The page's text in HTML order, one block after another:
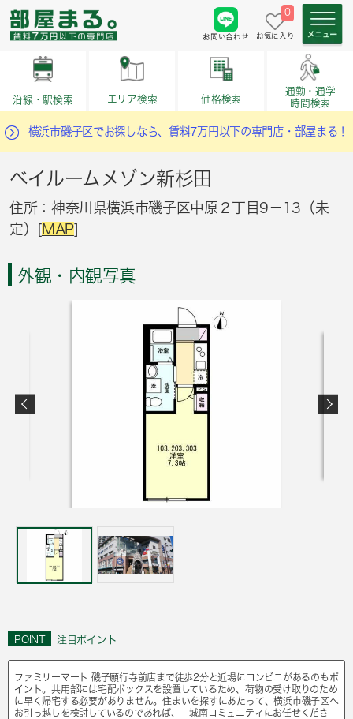
お問い合わせ
0
お気に入り
沿線・駅検索 エリア検索 価格検索
通勤・通学
時間検索
横浜市磯子区でお探しなら、賃料7万円以下の専門店・部屋まる！
ベイルームメゾン新杉田
住所：神奈川県横浜市磯子区中原２丁目9－13（未
定）[MAP]
外観・内観写真
POINT 注目ポイント
ファミリーマート 磯子願行寺前店まで徒歩2分と近場にコンビニがあるのもポ
イント。共用部には宅配ボックスを設置しているため、荷物の受け取りのため
に早く帰宅する必要がありません。住まいを探すにあたって、横浜市磯子区へ
お引っ越しを検討しているのであれば、 城南コミュニティにお任せくださ